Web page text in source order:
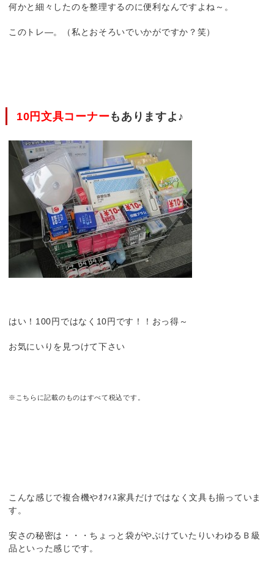
何かと細々したのを整理するのに便利なんですよね～。
このトレ―。（私とおそろいでいかがですか？笑）
10円文具コーナーもありますよ♪
はい！100円ではなく10円です！！おっ得～
お気にいりを見つけて下さい
※こちらに記載のものはすべて税込です。
こんな感じで複合機やｵﾌｨｽ家具だけではなく文具も揃っていま
す。
安さの秘密は・・・ちょっと袋がやぶけていたりいわゆるＢ級
品といった感じです。